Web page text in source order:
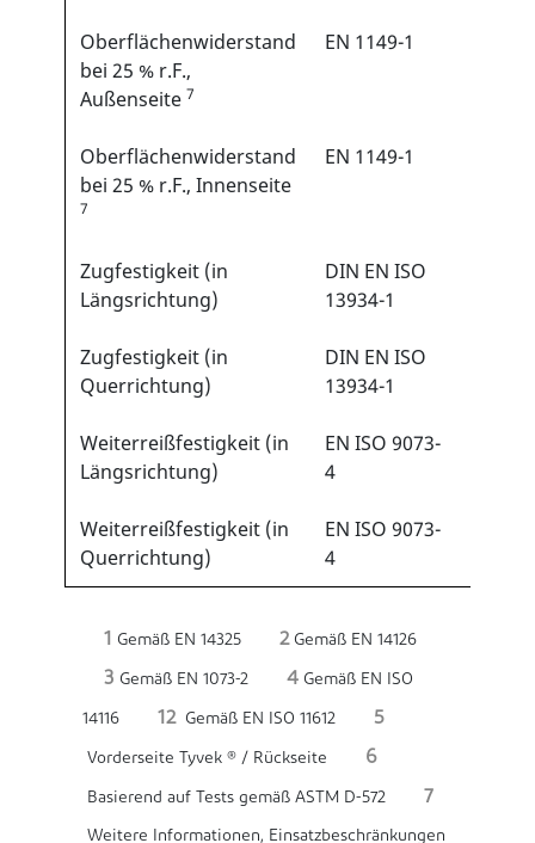
Oberflächenwiderstand
bei 25 % r.F.,
Außenseite 7
EN 1149-1
Oberflächenwiderstand
bei 25 % r.F., Innenseite
7
EN 1149-1
Zugfestigkeit (in
Längsrichtung)
DIN EN ISO
13934-1
Zugfestigkeit (in
Querrichtung)
DIN EN ISO
13934-1
Weiterreißfestigkeit (in
Längsrichtung)
EN ISO 9073-
4
Weiterreißfestigkeit (in
Querrichtung)
EN ISO 9073-
4
1 Gemäß EN 14325 2Gemäß EN 14126
3 Gemäß EN 1073-2 4 Gemäß EN ISO
14116 12Gemäß EN ISO 11612 5
Vorderseite Tyvek ® / Rückseite 6
Basierend auf Tests gemäß ASTM D-572 7
Weitere Informationen, Einsatzbeschränkungen